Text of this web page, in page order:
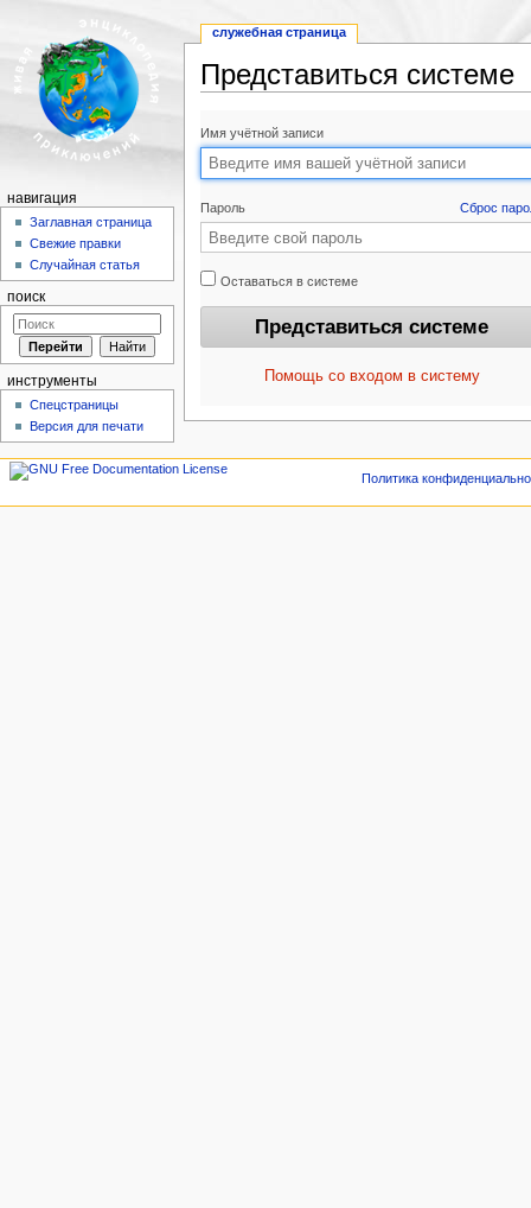
Представиться системе
Имя учётной записи
Пароль Сброс
Оставаться в системе
Помощь со входом в систему
служебная страница
навигация
Заглавная страница
Свежие правки
Случайная статья
поиск
инструменты
Спецстраницы
Версия для печати
Политика